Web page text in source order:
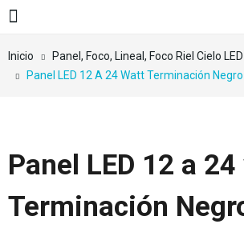
Inicio
Panel, Foco, Lineal, Foco Riel Cielo LED
Panel LED 12 A 24 Watt Terminación
Panel LED 12 a
Terminación